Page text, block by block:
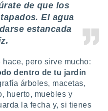
de que los
El agua
estancada
pero sirve mucho:
dentro de tu jardín
árboles, macetas,
huerto, muebles y
la fecha y, si tienes